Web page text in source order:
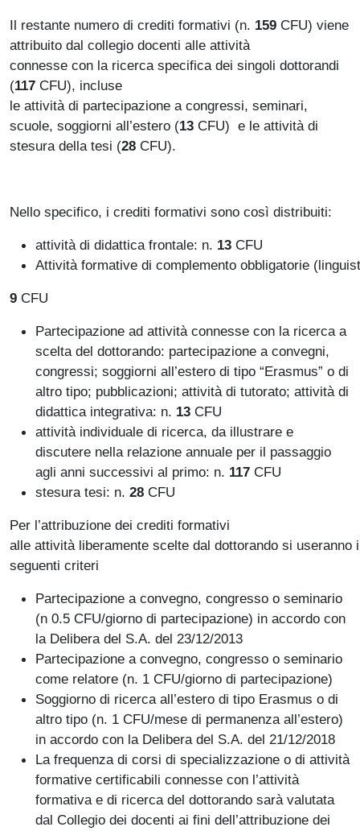
Il restante numero di crediti formativi (n. 159 CFU) viene
attribuito dal collegio docenti alle attività
connesse con la ricerca specifica dei singoli dottorandi
(117 CFU), incluse
le attività di partecipazione a congressi, seminari,
scuole, soggiorni all’estero (13 CFU) e le attività di
stesura della tesi (28 CFU).
Nello specifico, i crediti formativi sono così distribuiti:
attività di didattica frontale: n. 13 CFU
Attività formative di complemento obbligatorie
9 CFU
Partecipazione ad attività connesse con la ricerca a
scelta del dottorando: partecipazione a convegni,
congressi; soggiorni all’estero di tipo “Erasmus” o di
altro tipo; pubblicazioni; attività di tutorato; attività di
didattica integrativa: n. 13 CFU
attività individuale di ricerca, da illustrare e
discutere nella relazione annuale per il passaggio
agli anni successivi al primo: n. 117 CFU
stesura tesi: n. 28 CFU
Per l’attribuzione dei crediti formativi
alle attività liberamente scelte dal dottorando si useranno i
seguenti criteri
Partecipazione a convegno, congresso o seminario
(n 0.5 CFU/giorno di partecipazione) in accordo con
la Delibera del S.A. del 23/12/2013
Partecipazione a convegno, congresso o seminario
come relatore (n. 1 CFU/giorno di partecipazione)
Soggiorno di ricerca all’estero di tipo Erasmus o di
altro tipo (n. 1 CFU/mese di permanenza all’estero)
in accordo con la Delibera del S.A. del 21/12/2018
La frequenza di corsi di specializzazione o di attività
formative certificabili connesse con l’attività
formativa e di ricerca del dottorando sarà valutata
dal Collegio dei docenti ai fini dell’attribuzione dei